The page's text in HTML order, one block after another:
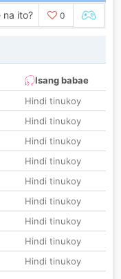
ito? 0
Isang babae
Hindi tinukoy
Hindi tinukoy
Hindi tinukoy
Hindi tinukoy
Hindi tinukoy
Hindi tinukoy
Hindi tinukoy
Hindi tinukoy
Hindi tinukoy